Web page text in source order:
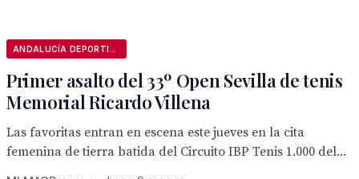
Primer asalto del 33º Open Sevilla de tenis
Memorial Ricardo Villena
Las favoritas entran en escena este jueves en la cita
femenina de tierra batida del Circuito IBP Tenis 1.000 del...